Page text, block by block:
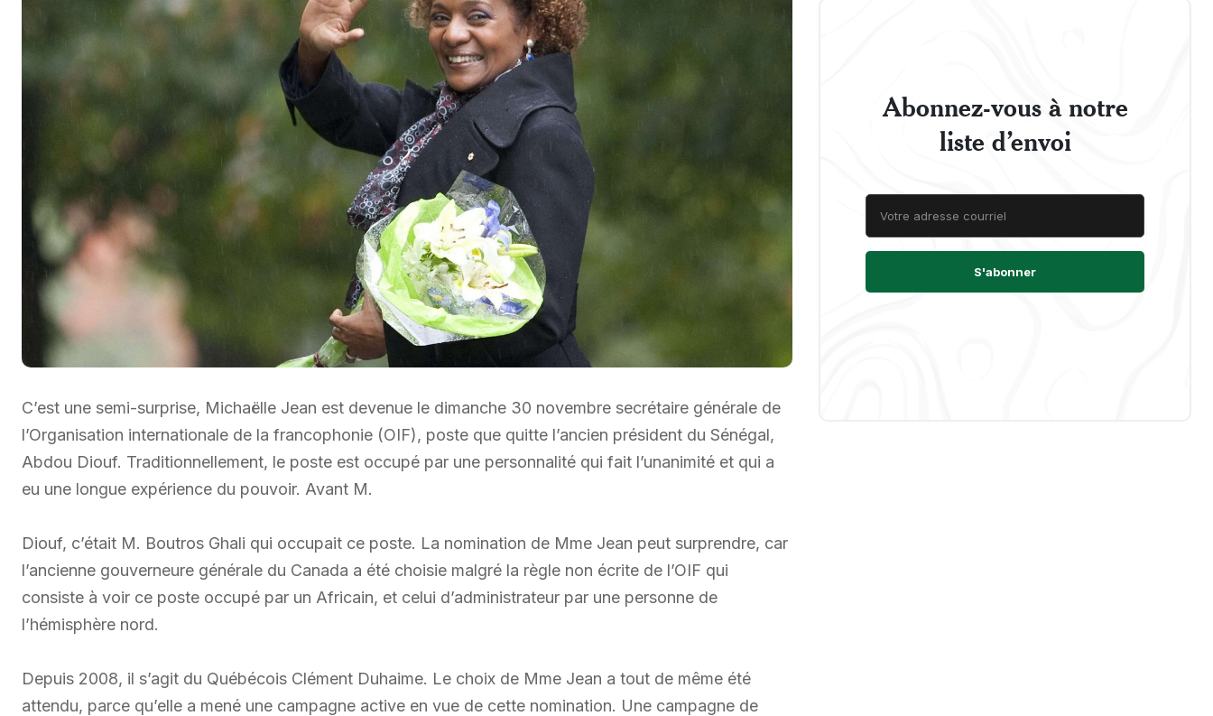
C’est une semi-surprise, Michaëlle Jean est devenue le dimanche 30 novembre secrétaire générale de
l’Organisation internationale de la francophonie (OIF), poste que quitte l’ancien président du Sénégal,
Abdou Diouf. Traditionnellement, le poste est occupé par une personnalité qui fait l’unanimité et qui a
eu une longue expérience du pouvoir. Avant M.
Diouf, c’était M. Boutros Ghali qui occupait ce poste. La nomination de Mme Jean peut surprendre, car
l’ancienne gouverneure générale du Canada a été choisie malgré la règle non écrite de l’OIF qui
consiste à voir ce poste occupé par un Africain, et celui d’administrateur par une personne de
l’hémisphère nord.
Depuis 2008, il s’agit du Québécois Clément Duhaime. Le choix de Mme Jean a tout de même été
attendu, parce qu’elle a mené une campagne active en vue de cette nomination. Une campagne de
Abonnez-vous à notre
liste d’envoi